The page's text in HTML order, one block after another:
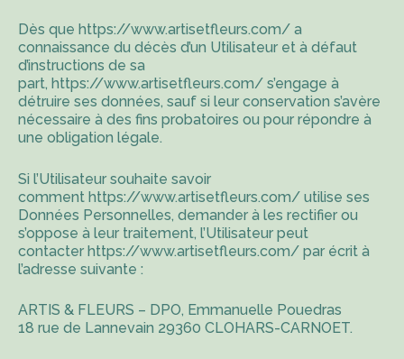
Dès que https://www.artisetfleurs.com/ a
connaissance du décès d’un Utilisateur et à défaut
d’instructions de sa
part, https://www.artisetfleurs.com/ s’engage à
détruire ses données, sauf si leur conservation s’avère
nécessaire à des fins probatoires ou pour répondre à
une obligation légale.
Si l’Utilisateur souhaite savoir
comment https://www.artisetfleurs.com/ utilise ses
Données Personnelles, demander à les rectifier ou
s’oppose à leur traitement, l’Utilisateur peut
contacter https://www.artisetfleurs.com/ par écrit à
l’adresse suivante :
ARTIS & FLEURS – DPO, Emmanuelle Pouedras
18 rue de Lannevain 29360 CLOHARS-CARNOET.